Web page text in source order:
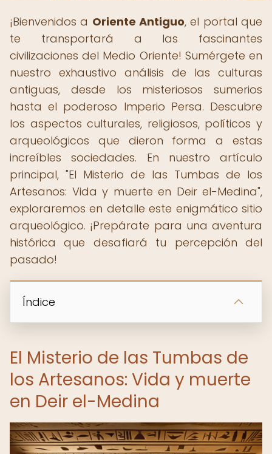
¡Bienvenidos a Oriente Antiguo, el portal que
te transportará a las fascinantes
civilizaciones del Medio Oriente! Sumérgete en
nuestro exhaustivo análisis de las culturas
antiguas, desde los misteriosos sumerios
hasta el poderoso Imperio Persa. Descubre
los aspectos culturales, religiosos, políticos y
arqueológicos que dieron forma a estas
increíbles sociedades. En nuestro artículo
principal, "El Misterio de las Tumbas de los
Artesanos: Vida y muerte en Deir el-Medina",
exploraremos en detalle este enigmático sitio
arqueológico. ¡Prepárate para una aventura
histórica que desafiará tu percepción del
pasado!
Índice
El Misterio de las Tumbas de
los Artesanos: Vida y muerte
en Deir el-Medina